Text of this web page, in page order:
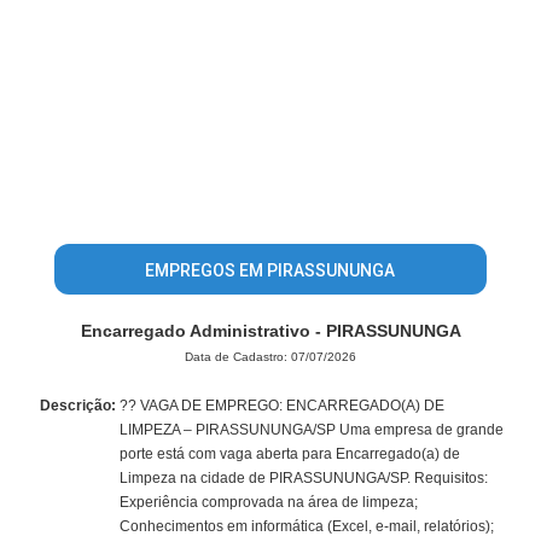
EMPREGOS EM PIRASSUNUNGA
Encarregado Administrativo - PIRASSUNUNGA
Data de Cadastro: 07/07/2026
Descrição: ?? VAGA DE EMPREGO: ENCARREGADO(A) DE
LIMPEZA – PIRASSUNUNGA/SP Uma empresa de grande
porte está com vaga aberta para Encarregado(a) de
Limpeza na cidade de PIRASSUNUNGA/SP. Requisitos:
Experiência comprovada na área de limpeza;
Conhecimentos em informática (Excel, e-mail, relatórios);